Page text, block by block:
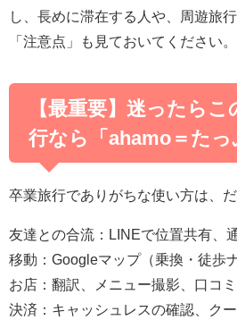
し、長めに滞在する人や、周遊旅
「注意点」も見ておいてください。
【最重要】迷ったら
行なら「ahamo＝たっ
卒業旅行でありがちな使い方は、だ
友達との合流：LINEで位置共有、
移動：Googleマップ（乗換・徒歩ナ
お店：翻訳、メニュー撮影、口コ
決済：キャッシュレスの確認、ク